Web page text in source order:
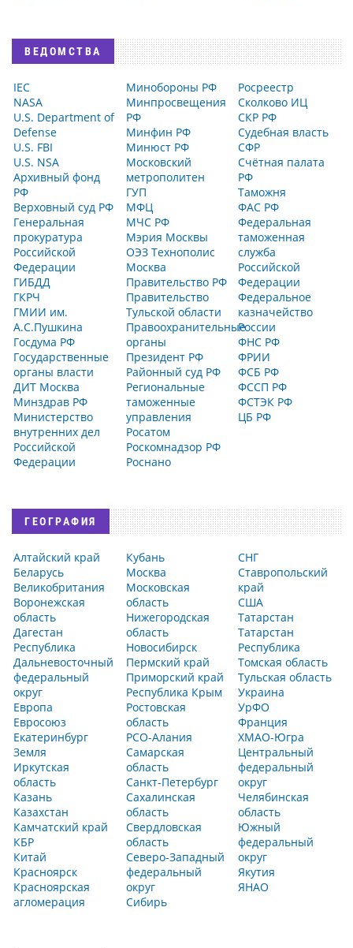
ВЕДОМСТВА
IEC
NASA
U.S. Department of
Defense
U.S. FBI
U.S. NSA
Архивный фонд
РФ
Верховный суд РФ
Генеральная
прокуратура
Российской
Федерации
ГИБДД
ГКРЧ
ГМИИ им.
А.С.Пушкина
Госдума РФ
Государственные
органы власти
ДИТ Москва
Минздрав РФ
Министерство
внутренних дел
Российской
Федерации
Минобороны РФ
Минпросвещения
РФ
Минфин РФ
Минюст РФ
Московский
метрополитен
ГУП
МФЦ
МЧС РФ
Мэрия Москвы
ОЭЗ Технополис
Москва
Правительство РФ
Правительство
Тульской области
Правоохранительные
органы
Президент РФ
Районный суд РФ
Региональные
таможенные
управления
Росатом
Роскомнадзор РФ
Роснано
Росреестр
Сколково ИЦ
СКР РФ
Судебная власть
СФР
Счётная палата
РФ
Таможня
ФАС РФ
Федеральная
таможенная
служба
Российской
Федерации
Федеральное
казначейство
России
ФНС РФ
ФРИИ
ФСБ РФ
ФССП РФ
ФСТЭК РФ
ЦБ РФ
ГЕОГРАФИЯ
Алтайский край
Беларусь
Великобритания
Воронежская
область
Дагестан
Республика
Дальневосточный
федеральный
округ
Европа
Евросоюз
Екатеринбург
Земля
Иркутская
область
Казань
Казахстан
Камчатский край
КБР
Китай
Красноярск
Красноярская
агломерация
Кубань
Москва
Московская
область
Нижегородская
область
Новосибирск
Пермский край
Приморский край
Республика Крым
Ростовская
область
РСО-Алания
Самарская
область
Санкт-Петербург
Сахалинская
область
Свердловская
область
Северо-Западный
федеральный
округ
Сибирь
СНГ
Ставропольский
край
США
Татарстан
Татарстан
Республика
Томская область
Тульская область
Украина
УрФО
Франция
ХМАО-Югра
Центральный
федеральный
округ
Челябинская
область
Южный
федеральный
округ
Якутия
ЯНАО